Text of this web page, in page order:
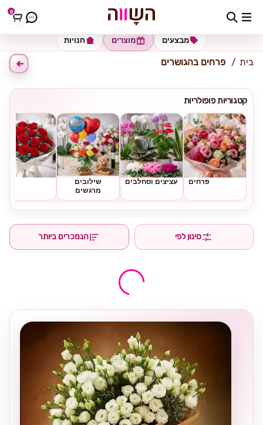
0 כתובת למשלוח הזינו כתובת
חנויות מוצרים מבצעים
בית פרחים בהגושרים
קטגוריות פופולריות
פרחים עציצים וסחלבים
שילובים
מרגשים
סינון לפי הנמכרים ביותר